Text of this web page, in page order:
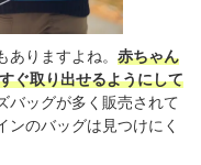
りますよね。 赤ちゃん
ぐ取り出せるようにして
バッグが多く販売されて
ンのバッグは見つけにく